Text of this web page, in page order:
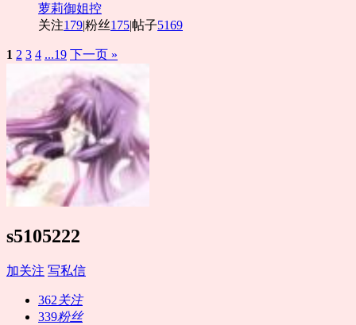
萝莉御姐控
关注179|粉丝175|帖子5169
1 2 3 4 ...19 下一页 »
s5105222
加关注 写私信
362关注
339粉丝